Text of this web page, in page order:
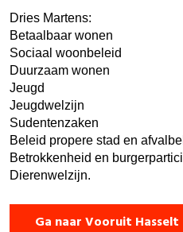
Dries Martens:
Betaalbaar wonen
Sociaal woonbeleid
Duurzaam wonen
Jeugd
Jeugdwelzijn
Sudentenzaken
Beleid propere stad en
Betrokkenheid en
Dierenwelzijn.
Ga naar Vooruit Hasselt